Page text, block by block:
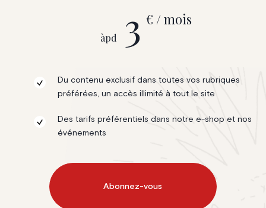
àpd 3 € / mois
Du contenu exclusif dans toutes vos rubriques
préférées, un accès illimité à tout le site
Des tarifs préférentiels dans notre e-shop et nos
événements
Abonnez-vous